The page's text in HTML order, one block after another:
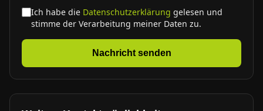
Ich habe die Datenschutzerklärung gelesen und
stimme der Verarbeitung meiner Daten zu.
Nachricht senden